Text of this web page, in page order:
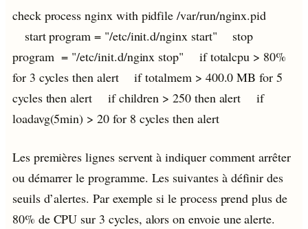
check process nginx with pidfile /var/run/nginx.pid
start program = "/etc/init.d/nginx start" stop
program = "/etc/init.d/nginx stop" if totalcpu > 80%
for 3 cycles then alert if totalmem > 400.0 MB for 5
cycles then alert if children > 250 then alert if
loadavg(5min) > 20 for 8 cycles then alert
Les premières lignes servent à indiquer comment arrêter
ou démarrer le programme. Les suivantes à définir des
seuils d’alertes. Par exemple si le process prend plus de
80% de CPU sur 3 cycles, alors on envoie une alerte.